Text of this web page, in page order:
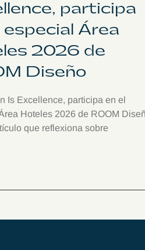
participa
especial Área
2026 de
Diseño
Is Excellence, participa en el
Hoteles 2026 de ROOM
que reflexiona sobre